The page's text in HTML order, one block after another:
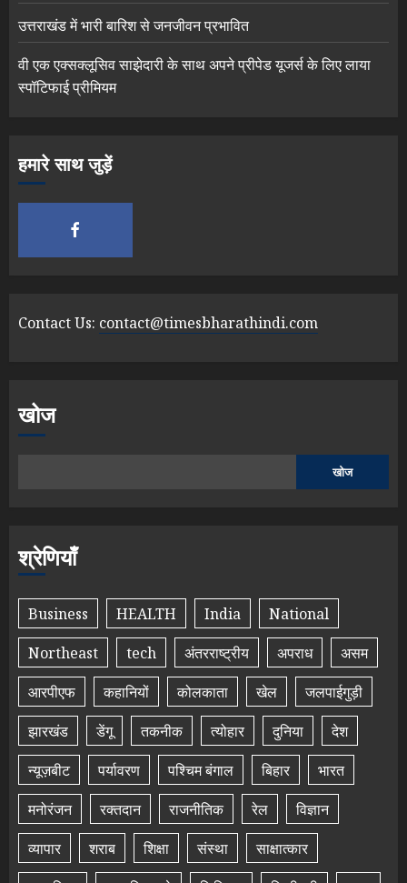
उत्तराखंड में भारी बारिश से जनजीवन प्रभावित
वी एक एक्सक्लूसिव साझेदारी के साथ अपने प्रीपेड यूजर्स के लिए लाया
स्पॉटिफाई प्रीमियम
हमारे साथ जुड़ें
Contact Us: contact@timesbharathindi.com
खोज
खोज
श्रेणियाँ
Business HEALTH India
National
Northeast
tech अंतरराष्ट्रीय अपराध
असम
आरपीएफ
कहानियों कोलकाता खेल
जलपाईगुड़ी
झारखंड
डेंगू तकनीक त्योहार दुनिया
देश
न्यूज़बीट
पर्यावरण पश्चिम बंगाल बिहार
भारत
मनोरंजन
रक्तदान राजनीतिक रेल
विज्ञान
व्यापार
शराब शिक्षा संस्था
साक्षात्कार